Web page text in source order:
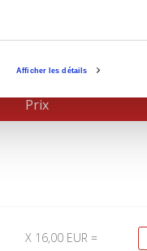
Afficher les détails
Prix
X 16,00 EUR =